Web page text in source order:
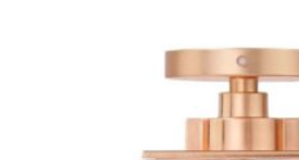
$169.91